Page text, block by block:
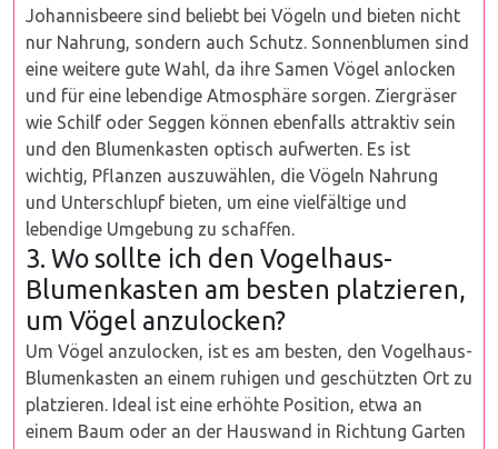
Johannisbeere sind beliebt bei Vögeln und bieten nicht
nur Nahrung, sondern auch Schutz. Sonnenblumen sind
eine weitere gute Wahl, da ihre Samen Vögel anlocken
und für eine lebendige Atmosphäre sorgen. Ziergräser
wie Schilf oder Seggen können ebenfalls attraktiv sein
und den Blumenkasten optisch aufwerten. Es ist
wichtig, Pflanzen auszuwählen, die Vögeln Nahrung
und Unterschlupf bieten, um eine vielfältige und
lebendige Umgebung zu schaffen.
3. Wo sollte ich den Vogelhaus-
Blumenkasten am besten platzieren,
um Vögel anzulocken?
Um Vögel anzulocken, ist es am besten, den Vogelhaus-
Blumenkasten an einem ruhigen und geschützten Ort zu
platzieren. Ideal ist eine erhöhte Position, etwa an
einem Baum oder an der Hauswand in Richtung Garten